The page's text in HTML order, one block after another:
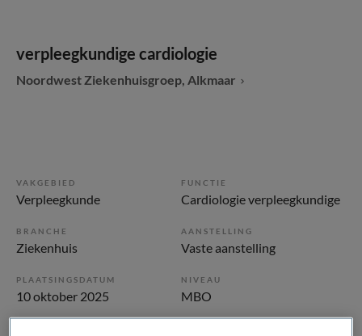
verpleegkundige cardiologie
Noordwest Ziekenhuisgroep, Alkmaar
VAKGEBIED
Verpleegkunde
FUNCTIE
Cardiologie verpleegkundige
BRANCHE
Ziekenhuis
AANSTELLING
Vaste aanstelling
PLAATSINGSDATUM
10 oktober 2025
NIVEAU
MBO